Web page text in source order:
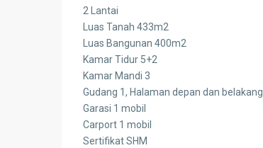
2 Lantai
Luas Tanah 433m2
Luas Bangunan 400m2
Kamar Tidur 5+2
Kamar Mandi 3
Gudang 1, Halaman depan dan belakang
Garasi 1 mobil
Carport 1 mobil
Sertifikat SHM